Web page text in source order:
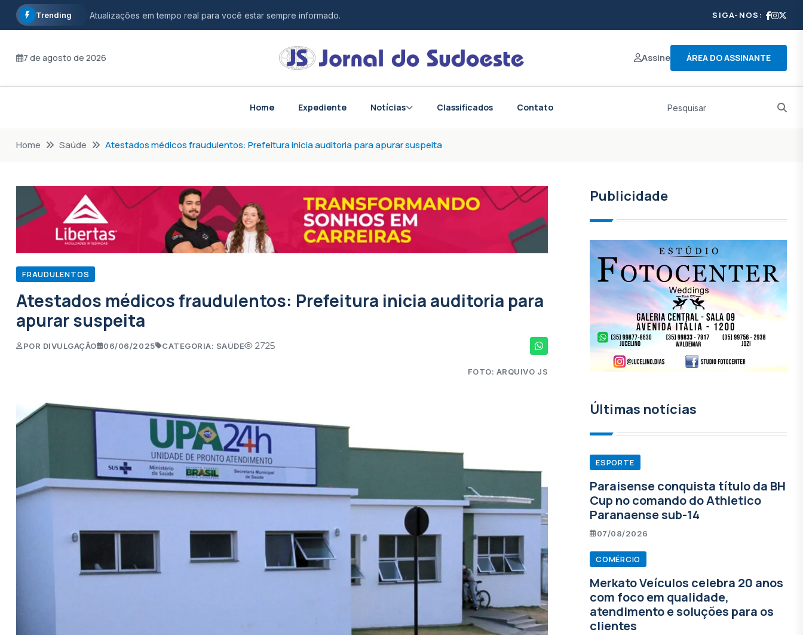
Trending Atualizações em tempo real para você estar sempre informado.
Fique por dentro dos principais acontecimentos do Brasil e do mundo.
SIGA-NOS:
7 de agosto de 2026 Assine ÁREA DO ASSINANTE
Home Expediente Notícias Classificados Contato
Home Saúde Atestados médicos fraudulentos: Prefeitura inicia auditoria para apurar suspeita
FRAUDULENTOS
Atestados médicos fraudulentos: Prefeitura inicia auditoria para
apurar suspeita
POR DIVULGAÇÃO 06/06/2025 CATEGORIA: SAÚDE 2725
FOTO: ARQUIVO JS
Publicidade
Últimas notícias
ESPORTE
Paraisense conquista título da BH
Cup no comando do Athletico
Paranaense sub-14
07/08/2026
COMÉRCIO
Merkato Veículos celebra 20 anos
com foco em qualidade,
atendimento e soluções para os
clientes